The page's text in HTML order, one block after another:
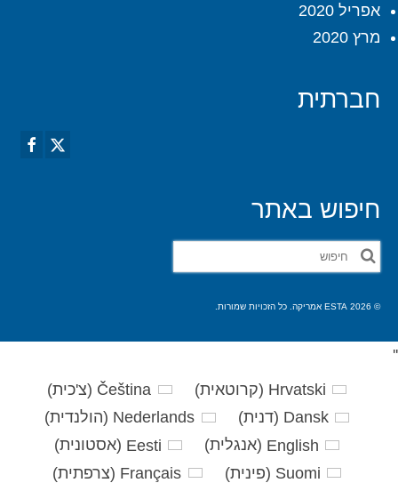
אפריל 2020
מרץ 2020
חברתית
חיפוש באתר
חפש
את:
© 2026 ESTA אמריקה. כל הזכויות שמורות.
'
'
Hrvatski
(קרוטאית)
Čeština
(צ'כית)
Dansk
(דנית)
Nederlands
(הולנדית)
English
(אנגלית)
Eesti
(אסטונית)
Suomi
(פינית)
Français
(צרפתית)